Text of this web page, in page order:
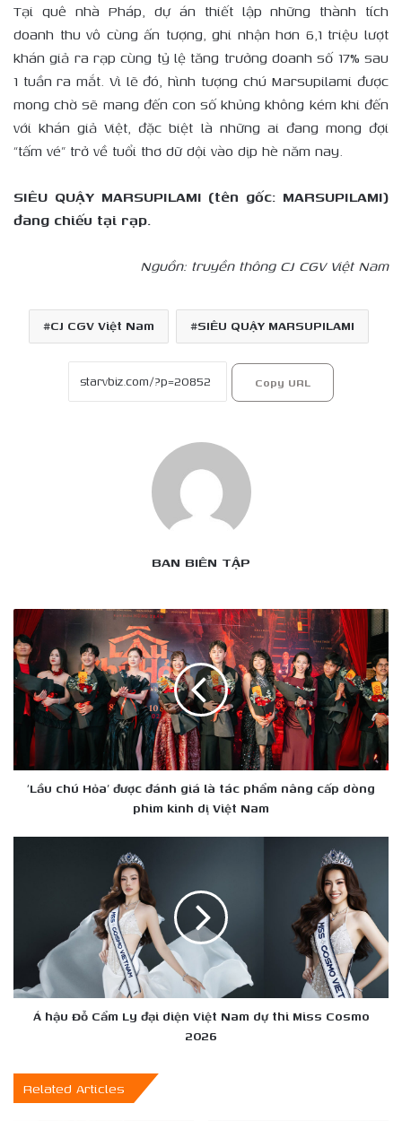
Tại quê nhà Pháp, dự án thiết lập những thành tích
doanh thu vô cùng ấn tượng, ghi nhận hơn 6,1 triệu lượt
khán giả ra rạp cùng tỷ lệ tăng trưởng doanh số 17% sau
1 tuần ra mắt. Vì lẽ đó, hình tượng chú Marsupilami được
mong chờ sẽ mang đến con số khủng không kém khi đến
với khán giả Việt, đặc biệt là những ai đang mong đợi
“tấm vé” trở về tuổi thơ dữ dội vào dịp hè năm nay.
SIÊU QUẬY MARSUPILAMI (tên gốc: MARSUPILAMI)
đang chiếu tại rạp.
Nguồn: truyền thông CJ CGV Việt Nam
CJ CGV Việt Nam SIÊU QUẬY MARSUPILAMI
Copy URL
BAN BIÊN TẬP
‘Lầu
chú
Hỏa’
được
đánh
giá
tác
phẩm
nâng‘Lầu chú Hỏa’ được đánh giá là tác phẩm nâng cấp dòng
phim kinh dị Việt Nam
Nam
Cosmo
2026
Á hậu Đỗ Cẩm Ly đại diện Việt Nam dự thi Miss Cosmo
2026
Related Articles